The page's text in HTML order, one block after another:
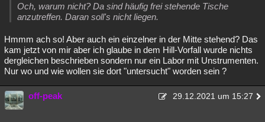
Och, warum nicht? Da sind häufig frei stehende Tische
anzutreffen. Daran soll's nicht liegen.
Hmmm ach so! Aber auch ein einzelner in der Mitte stehend? Das
kam jetzt von mir aber ich glaube in dem Hill-Vorfall wurde nichts
dergleichen beschrieben sondern nur ein Labor mit Unstrumenten.
Nur wo und wie wollen sie dort "untersucht" worden sein ?
off-peak 29.12.2021 um 15:27